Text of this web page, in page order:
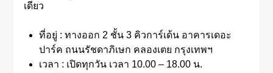
เดียว
ที่อยู่ : ทางออก 2 ชั้น 3 คิวการ์เด้น อาคารเดอะ
ปาร์ค ถนนรัชดาภิเษก คลองเตย กรุงเทพฯ
เวลา : เปิดทุกวัน เวลา 10.00 – 18.00 น.